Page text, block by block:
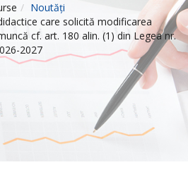
Noutăți
care solicită modificarea
cf. art. 180 alin. (1) din Legea nr.
2027